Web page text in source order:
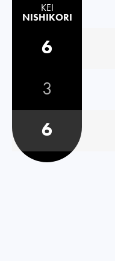
KEI
NISHIKORI
6
3
6